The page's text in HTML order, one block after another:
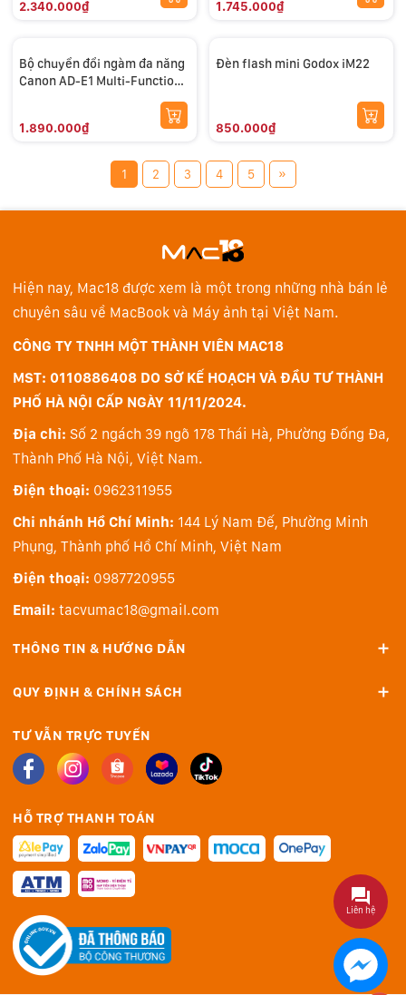
2.340.000₫ 1.745.000₫
Bộ chuyển đổi ngàm đa năng
Canon AD-E1 Multi-Function
1.890.000₫
Đèn flash mini Godox iM22
850.000₫
1 2 3 4 5 »
Hiện nay, Mac18 được xem là một trong những nhà bán lẻ
chuyên sâu về MacBook và Máy ảnh tại Việt Nam.
CÔNG TY TNHH MỘT THÀNH VIÊN MAC18
MST: 0110886408 DO SỞ KẾ HOẠCH VÀ ĐẦU TƯ THÀNH
PHỐ HÀ NỘI CẤP NGÀY 11/11/2024.
Địa chỉ: Số 2 ngách 39 ngõ 178 Thái Hà, Phường Đống Đa,
Thành Phố Hà Nội, Việt Nam.
Điện thoại: 0962311955
Chi nhánh Hồ Chí Minh: 144 Lý Nam Đế, Phường Minh
Phụng, Thành phố Hồ Chí Minh, Việt Nam
Điện thoại: 0987720955
Email: tacvumac18@gmail.com
THÔNG TIN & HƯỚNG DẪN
QUY ĐỊNH & CHÍNH SÁCH
TƯ VẪN TRỰC TUYẾN
HỖ TRỢ THANH TOÁN
Liên hệ